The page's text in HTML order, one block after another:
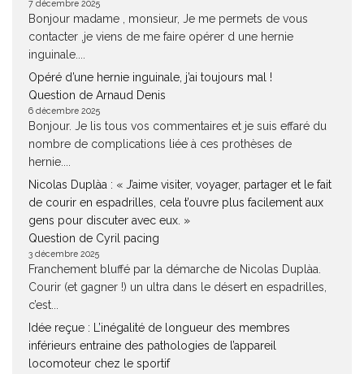
7 décembre 2025
Bonjour madame , monsieur, Je me permets de vous
contacter ,je viens de me faire opérer d une hernie
inguinale....
Opéré d’une hernie inguinale, j’ai toujours mal !
Question de Arnaud Denis
6 décembre 2025
Bonjour. Je lis tous vos commentaires et je suis effaré du
nombre de complications liée à ces prothèses de
hernie....
Nicolas Duplàa : « J’aime visiter, voyager, partager et le fait
de courir en espadrilles, cela t’ouvre plus facilement aux
gens pour discuter avec eux. »
Question de Cyril pacing
3 décembre 2025
Franchement bluffé par la démarche de Nicolas Duplàa.
Courir (et gagner !) un ultra dans le désert en espadrilles,
c’est...
Idée reçue : L’inégalité de longueur des membres
inférieurs entraine des pathologies de l’appareil
locomoteur chez le sportif